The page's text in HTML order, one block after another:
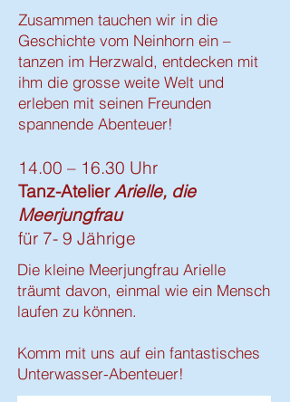
Zusammen tauchen wir in die
Geschichte vom Neinhorn ein –
tanzen im Herzwald, entdecken mit
ihm die grosse weite Welt und
erleben mit seinen Freunden
spannende Abenteuer!
14.00 – 16.30 Uhr
Tanz-AtelierArielle, die
Meerjungfrau
für 7- 9 Jährige
Die kleine Meerjungfrau Arielle
träumt davon, einmal wie ein Mensch
laufen zu können.
Komm mit uns auf ein fantastisches
Unterwasser-Abenteuer!